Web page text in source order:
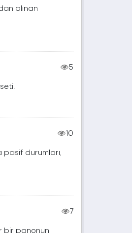
alınan
5
10
durumları,
7
bir panonun